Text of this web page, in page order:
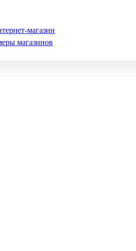
магазин
магазинов